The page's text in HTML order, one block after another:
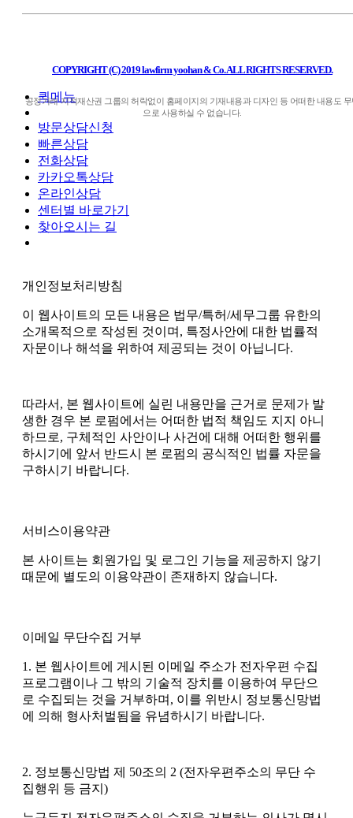
COPYRIGHT (C) 2019 lawfirm yoohan & Co. ALL RIGHTS RESERVED.
공정거래·지적재산권 그룹의 허락없이 홈페이지의 기재내용과 디자인 등 어떠한 내용도 무
으로 사용하실 수 없습니다.
퀵메뉴
방문상담신청
빠른상담
전화상담
카카오톡상담
온라인상담
센터별 바로가기
찾아오시는 길
개인정보처리방침
이 웹사이트의 모든 내용은 법무/특허/세무그룹 유한의
소개목적으로 작성된 것이며 , 특정사안에 대한 법률적
자문이나 해석을 위하여 제공되는 것이 아닙니다.
따라서 , 본 웹사이트에 실린 내용만을 근거로 문제가 발
생한 경우 본 로펌에서는 어떠한 법적 책임도 지지 아니
하므로, 구체적인 사안이나 사건에 대해 어떠한 행위를
하시기에 앞서 반드시 본 로펌의 공식적인 법률 자문을
구하시기 바랍니다.
서비스이용약관
본 사이트는 회원가입 및 로그인 기능을 제공하지 않기
때문에 별도의 이용약관이 존재하지 않습니다.
이메일 무단수집 거부
1. 본 웹사이트에 게시된 이메일 주소가 전자우편 수집
프로그램이나 그 밖의 기술적 장치를 이용하여 무단으
로 수집되는 것을 거부하며, 이를 위반시 정보통신망법
에 의해 형사처벌됨을 유념하시기 바랍니다.
2. 정보통신망법 제 50조의 2 (전자우편주소의 무단 수
집행위 등 금지)